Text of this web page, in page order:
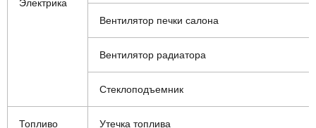
Электрика
Вентилятор печки салона
Вентилятор радиатора
Стеклоподъемник
Топливо Утечка топлива